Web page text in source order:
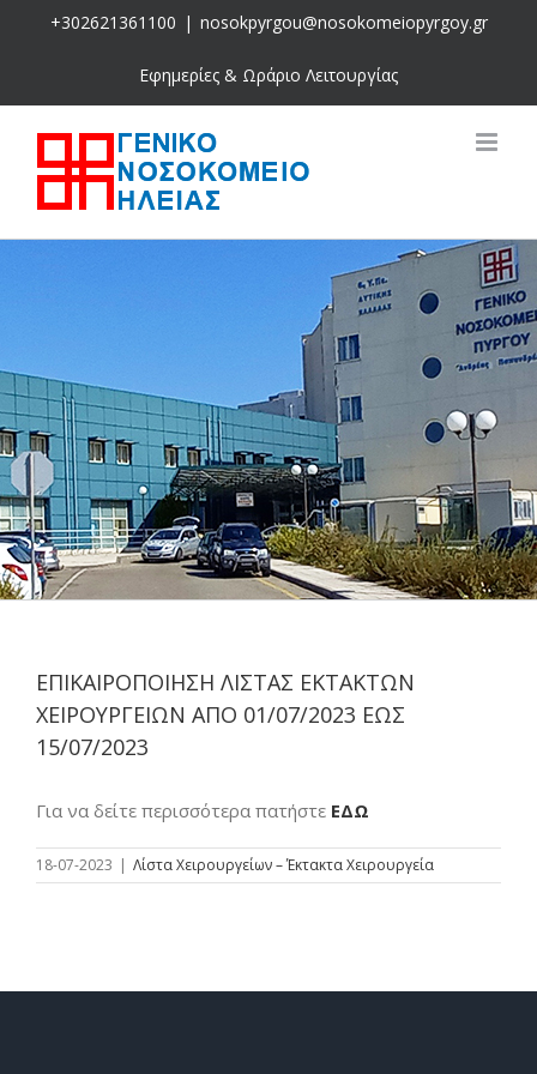
+302621361100 | nosokpyrgou@nosokomeiopyrgoy.gr
Εφημερίες & Ωράριο Λειτουργίας
ΕΠΙΚΑΙΡΟΠΟΙΗΣΗ ΛΙΣΤΑΣ ΕΚΤΑΚΤΩΝ
ΧΕΙΡΟΥΡΓΕΙΩΝ ΑΠΟ 01/07/2023 ΕΩΣ
15/07/2023
Για να δείτε περισσότερα πατήστε ΕΔΩ
18-07-2023 | Λίστα Χειρουργείων – Έκτακτα Χειρουργεία